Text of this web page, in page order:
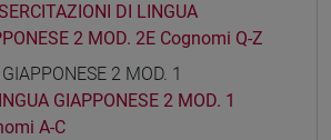
DI LINGUA
2 MOD. 2E Cognomi Q-Z
2 MOD. 1
GIAPPONESE 2 MOD. 1
A-C